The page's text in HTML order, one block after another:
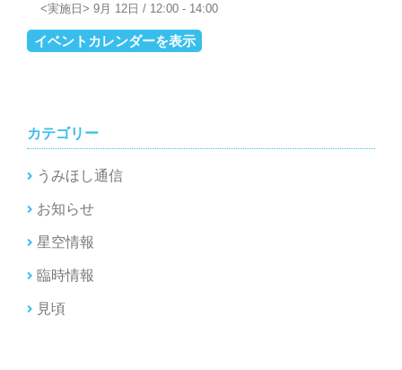
9月 12日 / 12:00 - 14:00
イベントカレンダーを表示
カテゴリー
うみほし通信
お知らせ
星空情報
臨時情報
見頃